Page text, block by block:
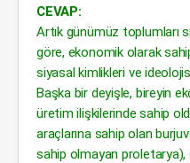
CEVAP:
Artık günümüz toplumları
göre, ekonomik olarak
siyasal kimlikleri ve
Başka bir deyişle, bireyin
üretim ilişkilerinde sahip
araçlarına sahip olan
sahip olmayan